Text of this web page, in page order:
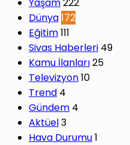
Dünya172
Eğitim111
Sivas Haberleri 49
Kamu İlanları25
Televizyon10
Trend 4
Gündem 4
Aktüel3
Hava Durumu1